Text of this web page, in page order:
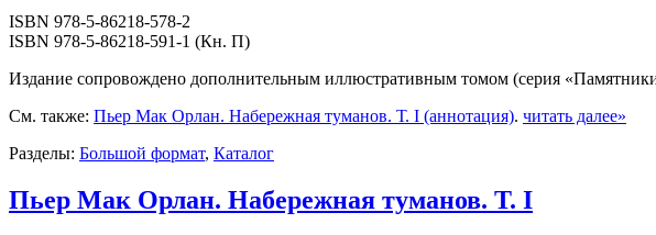
ISBN 978-5-86218-578-2
ISBN 978-5-86218-591-1 (Кн. П)
Издание сопровождено дополнительным иллюстративным томом (серия
См. также: Пьер Мак Орлан. Набережная туманов. Т. I (аннотация). читать далее»
Разделы: Большой формат, Каталог
Пьер Мак Орлан. Набережная туманов. Т. I